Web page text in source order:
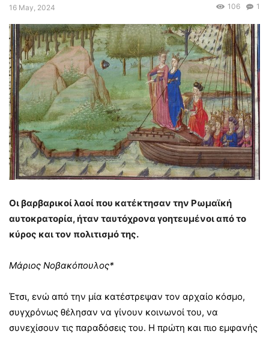
16 May, 2024 1
106
Οι βαρβαρικοί λαοί που κατέκτησαν την Ρωμαϊκή
αυτοκρατορία, ήταν ταυτόχρονα γοητευμένοι από το
κύρος και τον πολιτισμό της.
Μάριος Νοβακόπουλος*
Έτσι, ενώ από την μία κατέστρεψαν τον αρχαίο κόσμο,
συγχρόνως θέλησαν να γίνουν κοινωνοί του, να
συνεχίσουν τις παραδόσεις του. Η πρώτη και πιο εμφανής